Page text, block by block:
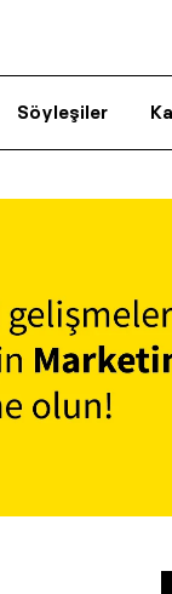
Söyleşiler